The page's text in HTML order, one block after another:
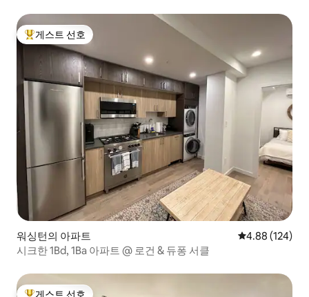
상위 게스트 선호
게스트 선호
워싱턴의 아파트 평점 4.88점(5
4.88 (124)
시크한 1Bd, 1Ba 아파트 @ 로건 & 듀퐁 서클
게스트 선호